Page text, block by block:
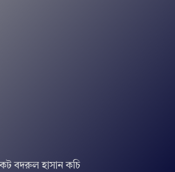
বদরুল হাসান কচি